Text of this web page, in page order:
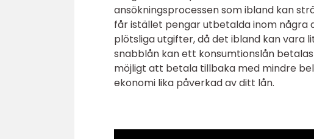
ansökningsprocessen som ibland kan
får istället pengar utbetalda inom några
plötsliga utgifter, då det ibland kan vara
snabblån kan ett konsumtionslån
möjligt att betala tillbaka med mindre
ekonomi lika påverkad av ditt lån.